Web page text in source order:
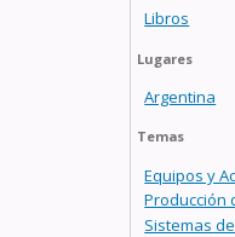
Libros
Lugares
Argentina
Temas
Equipos y
Producción
Sistemas